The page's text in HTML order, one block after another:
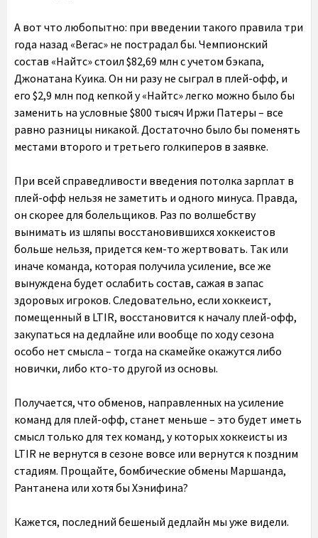
А вот что любопытно: при введении такого правила три
года назад «Вегас» не пострадал бы. Чемпионский
состав «Найтс» стоил $82,69 млн с учетом бэкапа,
Джонатана Куика. Он ни разу не сыграл в плей-офф, и
его $2,9 млн под кепкой у «Найтс» легко можно было бы
заменить на условные $800 тысяч Иржи Патеры – все
равно разницы никакой. Достаточно было бы поменять
местами второго и третьего голкиперов в заявке.
При всей справедливости введения потолка зарплат в
плей-офф нельзя не заметить и одного минуса. Правда,
он скорее для болельщиков. Раз по волшебству
вынимать из шляпы восстановившихся хоккеистов
больше нельзя, придется кем-то жертвовать. Так или
иначе команда, которая получила усиление, все же
вынуждена будет ослабить состав, сажая в запас
здоровых игроков. Следовательно, если хоккеист,
помещенный в LTIR, восстановится к началу плей-офф,
закупаться на дедлайне или вообще по ходу сезона
особо нет смысла – тогда на скамейке окажутся либо
новички, либо кто-то другой из основы.
Получается, что обменов, направленных на усиление
команд для плей-офф, станет меньше – это будет иметь
смысл только для тех команд, у которых хоккеисты из
LTIR не вернутся в сезоне вовсе или вернутся к поздним
стадиям. Прощайте, бомбические обмены Маршанда,
Рантанена или хотя бы Хэнифина?
Кажется, последний бешеный дедлайн мы уже видели.